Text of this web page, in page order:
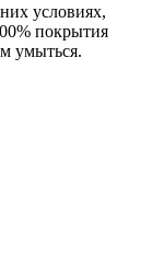
условиях,
покрытия
умыться.